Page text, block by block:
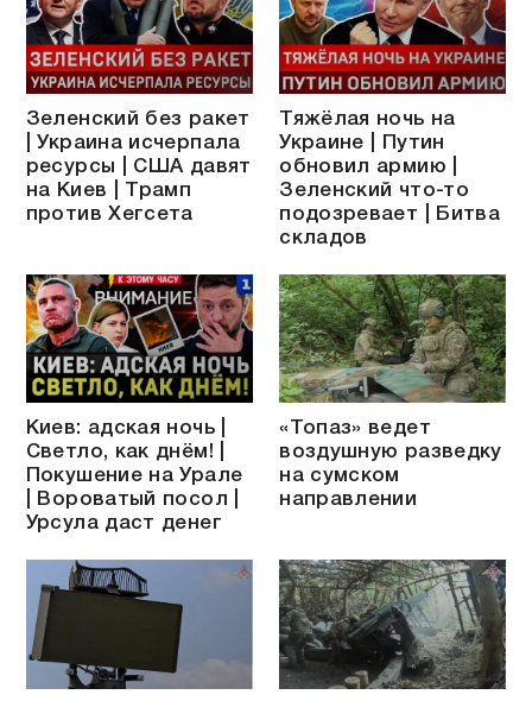
Зеленский без ракет
| Украина исчерпала
ресурсы | США давят
на Киев | Трамп
против Хегсета
Тяжёлая ночь на
Украине | Путин
обновил армию |
Зеленский что-то
подозревает | Битва
складов
Киев: адская ночь |
Светло, как днём! |
Покушение на Урале
| Вороватый посол |
Урсула даст денег
«Топаз» ведет
воздушную разведку
на сумском
направлении